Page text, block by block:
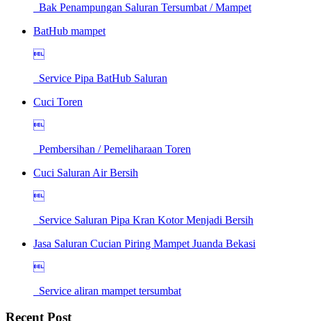
Bak Penampungan Saluran Tersumbat / Mampet
BatHub mampet

Service Pipa BatHub Saluran
Cuci Toren

Pembersihan / Pemeliharaan Toren
Cuci Saluran Air Bersih

Service Saluran Pipa Kran Kotor Menjadi Bersih
Jasa Saluran Cucian Piring Mampet Juanda Bekasi

Service aliran mampet tersumbat
Recent Post